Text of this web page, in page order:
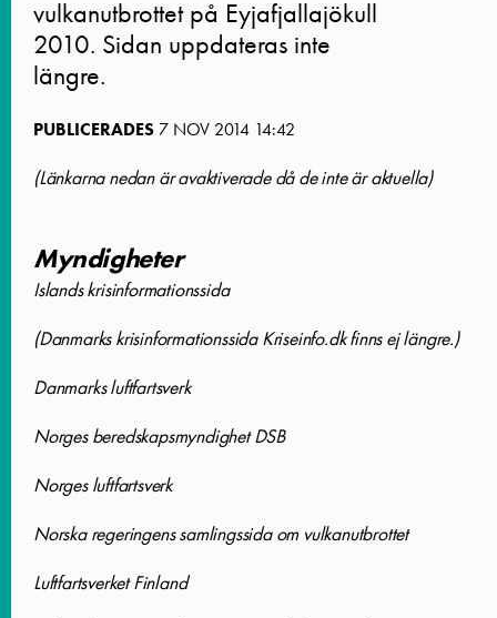
vulkanutbrottet på Eyjafjallajökull
2010. Sidan uppdateras inte
längre.
PUBLICERADES 7 NOV 2014 14:42
(Länkarna nedan är avaktiverade då de inte är aktuella)
Myndigheter
Islands krisinformationssida
(Danmarks krisinformationssida Kriseinfo.dk finns ej längre.)
Danmarks luftfartsverk
Norges beredskapsmyndighet DSB
Norges luftfartsverk
Norska regeringens samlingssida om vulkanutbrottet
Luftfartsverket Finland